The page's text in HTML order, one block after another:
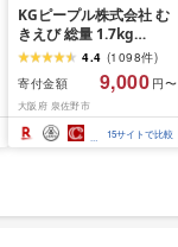
KGピープル株式会社 む
きえび 総量 1.7kg
(850g×2P) 特大 5Lサイ
ズ バナメイエビ バラ凍
結 下処理不要 サイズ不
揃い 訳あり
4.4 (1098件)
寄付金額
9,000 円〜
大阪府 泉佐野市
15サイトで比較